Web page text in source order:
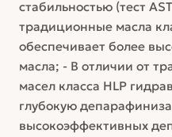
стабильностью (тест
традиционные масла
обеспечивает более
масла; - В отличии от
масел класса HLP
глубокую
высокоэффективных